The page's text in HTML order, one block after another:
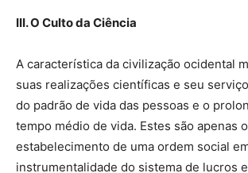
III. O Culto da Ciência
A característica da civilização ocidental
suas realizações científicas e seu
do padrão de vida das pessoas e o
tempo médio de vida. Estes são apenas
estabelecimento de uma ordem social
instrumentalidade do sistema de lucros